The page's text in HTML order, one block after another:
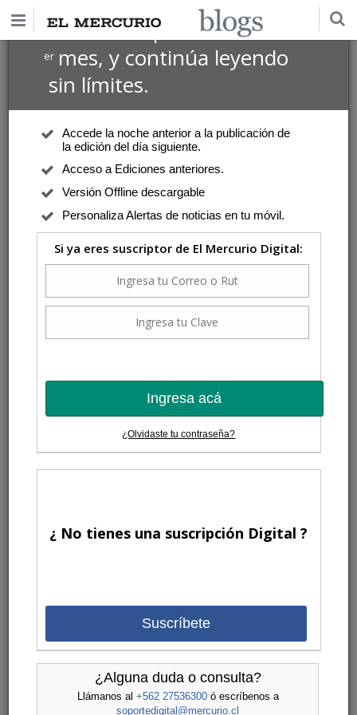
Suscríbete por $1 USD
ermes, y continúa leyendo
sin límites.
Accede la noche anterior a la publicación de
la edición del día siguiente.
Acceso a Ediciones anteriores.
Versión Offline descargable
Personaliza Alertas de noticias en tu móvil.
Si ya eres suscriptor de El Mercurio Digital:
Ingresa acá
¿Olvidaste tu contraseña?
¿ No tienes una suscripción Digital ?
Suscríbete
¿Alguna duda o consulta?
Llámanos al +562 27536300ó escríbenos a
soportedigital@mercurio.cl